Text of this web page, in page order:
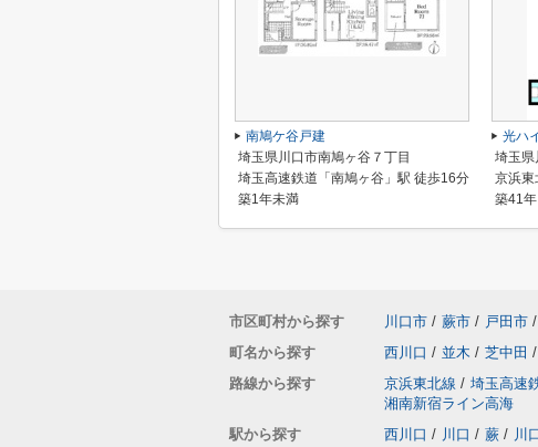
南鳩ケ谷戸建
埼玉県川口市南鳩ヶ谷７丁目
埼玉高速鉄道「南鳩ヶ谷」駅 徒歩16分
築1年未満
光ハ
埼玉県
京浜東
築41年
市区町村から探す 川口市 / 蕨市 / 戸田市 /
町名から探す
西川口 / 並木 / 芝中田 /
路線から探す
京浜東北線 / 埼玉高速
湘南新宿ライン高海
駅から探す
西川口 / 川口 / 蕨 / 川